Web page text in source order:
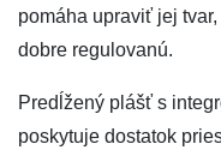
pomáha upraviť jej
dobre regulovanú.
Predĺžený plášť s
poskytuje dostatok